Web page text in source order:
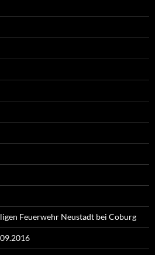
Feuerwehr Neustadt bei Coburg